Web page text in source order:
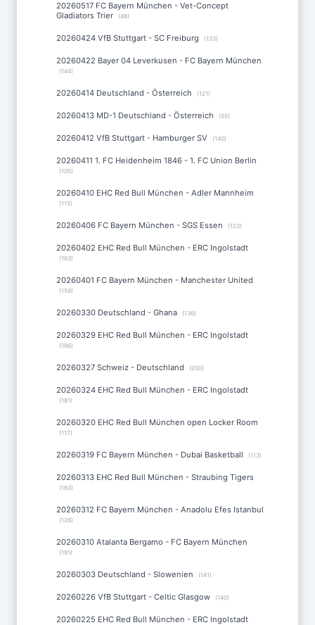
20260517 FC Bayern München - Vet-Concept
Gladiators Trier
(48)
20260424 VfB Stuttgart - SC Freiburg (133)
20260422 Bayer 04 Leverkusen - FC Bayern München
(144)
20260414 Deutschland - Österreich (121)
20260413 MD-1 Deutschland - Österreich (55)
20260412 VfB Stuttgart - Hamburger SV (140)
20260411 1. FC Heidenheim 1846 - 1. FC Union Berlin
(105)
20260410 EHC Red Bull München - Adler Mannheim
(115)
20260406 FC Bayern München - SGS Essen (123)
20260402 EHC Red Bull München - ERC Ingolstadt
(163)
20260401 FC Bayern München - Manchester United
(159)
20260330 Deutschland - Ghana (136)
20260329 EHC Red Bull München - ERC Ingolstadt
(186)
20260327 Schweiz - Deutschland (200)
20260324 EHC Red Bull München - ERC Ingolstadt
(181)
20260320 EHC Red Bull München open Locker Room
(117)
20260319 FC Bayern München - Dubai Basketball (113)
20260313 EHC Red Bull München - Straubing Tigers
(163)
20260312 FC Bayern München - Anadolu Efes Istanbul
(128)
20260310 Atalanta Bergamo - FC Bayern München
(191)
20260303 Deutschland - Slowenien (141)
20260226 VfB Stuttgart - Celtic Glasgow (140)
20260225 EHC Red Bull München - ERC Ingolstadt